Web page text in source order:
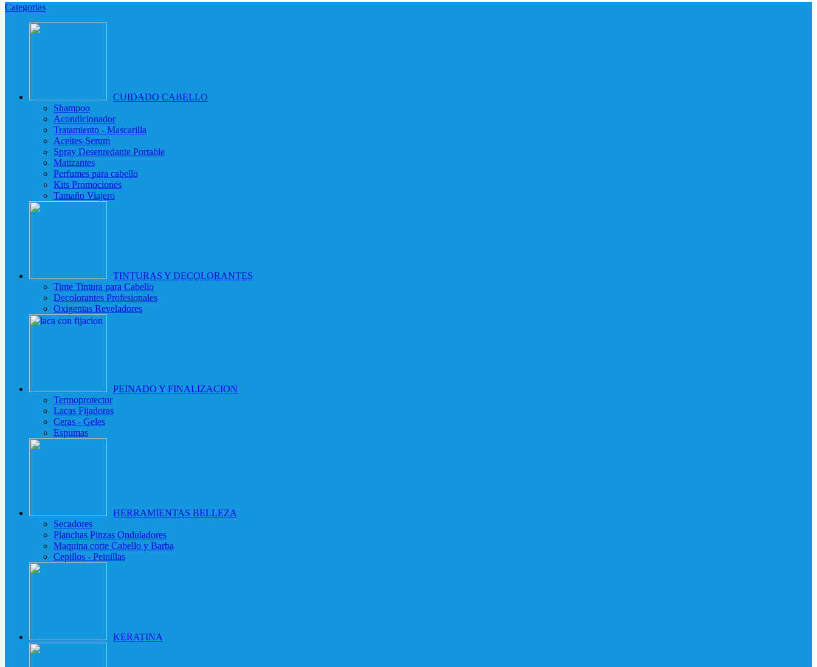
Categorias
CUIDADO CABELLO
Shampoo
Acondicionador
Tratamiento - Mascarilla
Aceites-Serum
Spray Desenredante Portable
Matizantes
Perfumes para cabello
Kits Promociones
Tamaño Viajero
TINTURAS Y DECOLORANTES
Tinte Tintura para Cabello
Decolorantes Profesionales
Oxigentas Reveladores
PEINADO Y FINALIZACION
Termoprotector
Lacas Fijadoras
Ceras - Geles
Espumas
HERRAMIENTAS BELLEZA
Secadores
Planchas Pinzas Onduladores
Maquina corte Cabello y Barba
Cepillos - Peinillas
KERATINA